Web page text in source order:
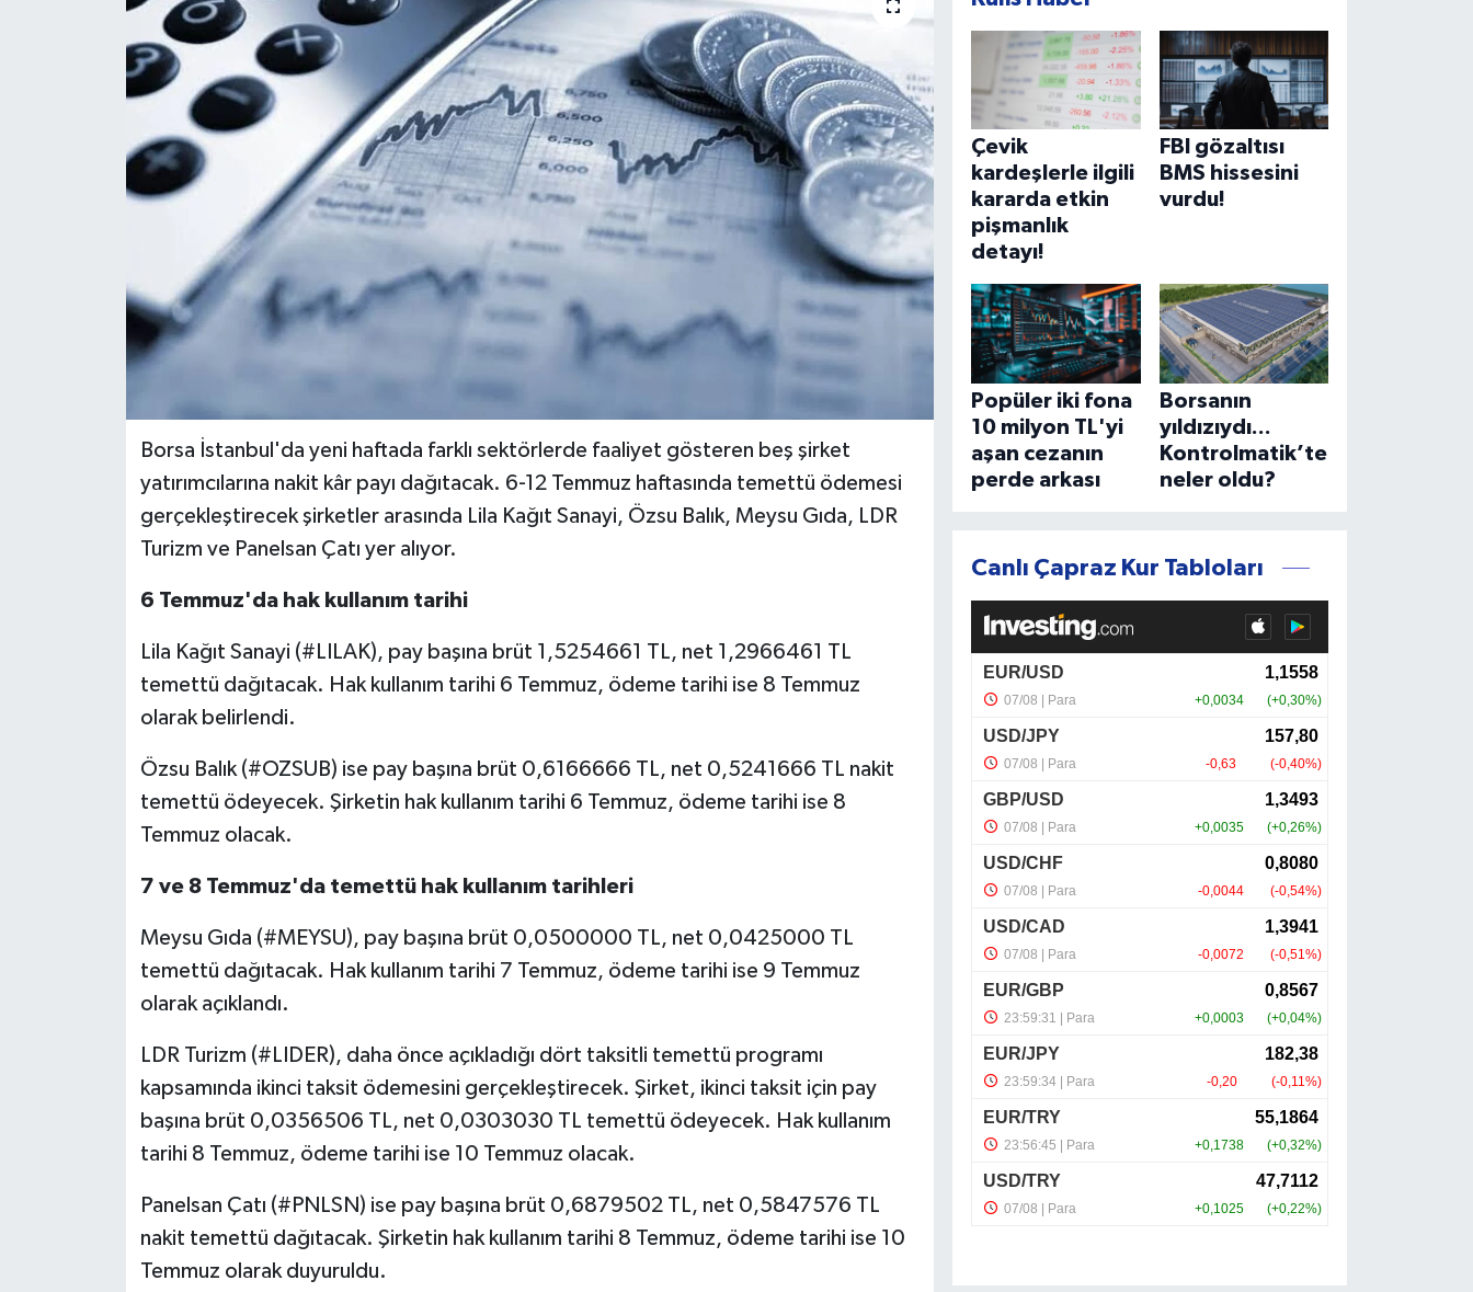
Borsa İstanbul'da yeni haftada farklı sektörlerde faaliyet gösteren beş şirket
yatırımcılarına nakit kâr payı dağıtacak. 6-12 Temmuz haftasında temettü ödemesi
gerçekleştirecek şirketler arasında Lila Kağıt Sanayi, Özsu Balık, Meysu Gıda, LDR
Turizm ve Panelsan Çatı yer alıyor.
6 Temmuz'da hak kullanım tarihi
Lila Kağıt Sanayi (#LILAK), pay başına brüt 1,5254661 TL, net 1,2966461 TL
temettü dağıtacak. Hak kullanım tarihi 6 Temmuz, ödeme tarihi ise 8 Temmuz
olarak belirlendi.
Özsu Balık (#OZSUB) ise pay başına brüt 0,6166666 TL, net 0,5241666 TL nakit
temettü ödeyecek. Şirketin hak kullanım tarihi 6 Temmuz, ödeme tarihi ise 8
Temmuz olacak.
7 ve 8 Temmuz'da temettü hak kullanım tarihleri
Meysu Gıda (#MEYSU), pay başına brüt 0,0500000 TL, net 0,0425000 TL
temettü dağıtacak. Hak kullanım tarihi 7 Temmuz, ödeme tarihi ise 9 Temmuz
olarak açıklandı.
LDR Turizm (#LIDER), daha önce açıkladığı dört taksitli temettü programı
kapsamında ikinci taksit ödemesini gerçekleştirecek. Şirket, ikinci taksit için pay
başına brüt 0,0356506 TL, net 0,0303030 TL temettü ödeyecek. Hak kullanım
tarihi 8 Temmuz, ödeme tarihi ise 10 Temmuz olacak.
Panelsan Çatı (#PNLSN) ise pay başına brüt 0,6879502 TL, net 0,5847576 TL
nakit temettü dağıtacak. Şirketin hak kullanım tarihi 8 Temmuz, ödeme tarihi ise 10
Temmuz olarak duyuruldu.
Çevik
kardeşlerle ilgili
kararda etkin
pişmanlık
detayı!
FBI gözaltısı
BMS hissesini
vurdu!
Popüler iki fona
10 milyon TL'yi
aşan cezanın
perde arkası
Borsanın
yıldızıydı...
Kontrolmatik’te
neler oldu?
Canlı Çapraz Kur Tabloları